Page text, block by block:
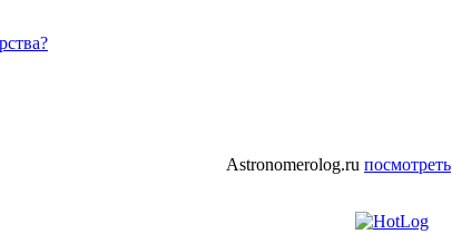
Astronomerolog.ru посмотреть